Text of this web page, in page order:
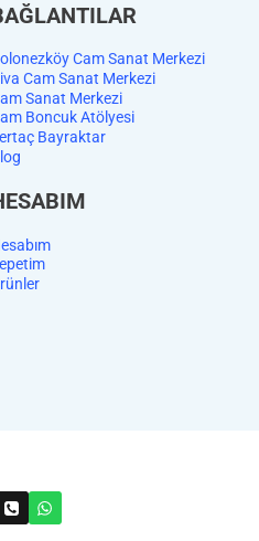
Cam Sanat Merkezi
Cam Sanat Merkezi
Sanat Merkezi
Boncuk Atölyesi
Bayraktar